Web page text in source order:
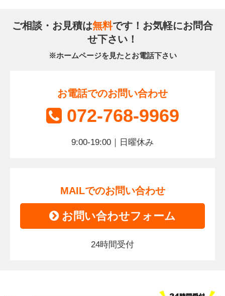
ご相談・お見積は無料です！お気軽にお問合
せ下さい！
※ホームページを見たとお電話下さい
お電話でのお問い合わせ
072-768-9969
9:00-19:00｜日曜休み
MAILでのお問い合わせ
お問い合わせフォーム
24時間受付